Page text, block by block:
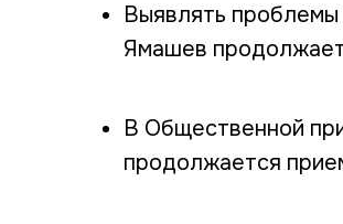
Выявлять проблемы
Ямашев
В Общественной
продолжается